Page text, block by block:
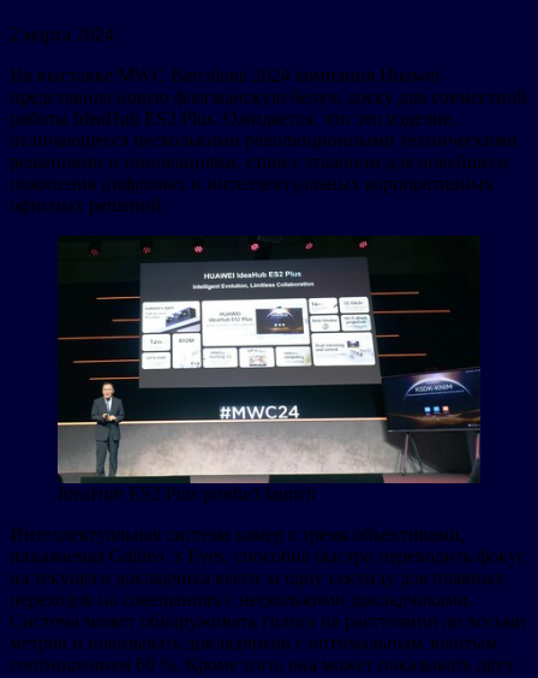
2 марта 2024
На выставке MWC Barcelona 2024 компания Huawei
представила новую флагманскую белую доску для совместной
работы IdeaHub ES2 Plus. Ожидается, что это изделие,
отличающееся несколькими революционными техническими
решениями и инновациями, станет эталоном для новейшего
поколения цифровых и интеллектуальных корпоративных
офисных решений.
IdeaHub ES2 Plus product launch
Интеллектуальная система камер с тремя объективами,
называемая Galileo ‘s Eyes, способна быстро переводить фокус
на текущего докладчика всего за одну секунду для плавных
переходов на совещаниях с несколькими докладчиками.
Система может обнаруживать голоса на расстоянии до восьми
метров и показывать докладчиков с оптимальным золотым
соотношением 60 %. Кроме того, она может показывать двух